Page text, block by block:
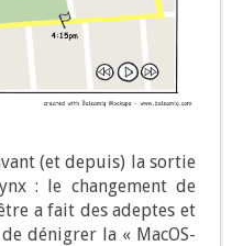
(et depuis) la sor­tie
: le chan­ge­ment de
a fait des adeptes et
déni­grer la « MacOS-